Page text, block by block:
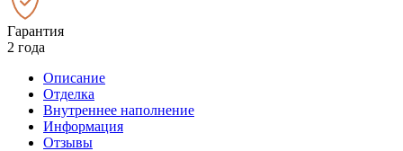
Гарантия
2 года
Описание
Отделка
Внутреннее наполнение
Информация
Отзывы